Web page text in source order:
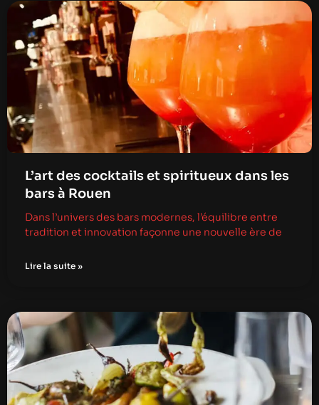
L’art des cocktails et spiritueux dans les
bars à Rouen
Dans l’univers des bars modernes, l’équilibre entre
tradition et innovation façonne une nouvelle ère de
Lire la suite »